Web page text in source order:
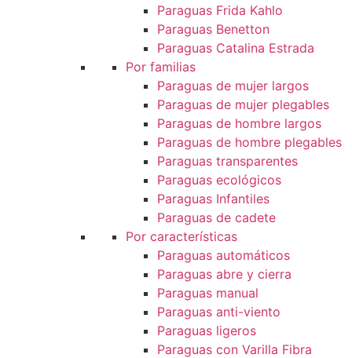
Paraguas Frida Kahlo
Paraguas Benetton
Paraguas Catalina Estrada
Por familias
Paraguas de mujer largos
Paraguas de mujer plegables
Paraguas de hombre largos
Paraguas de hombre plegables
Paraguas transparentes
Paraguas ecológicos
Paraguas Infantiles
Paraguas de cadete
Por características
Paraguas automáticos
Paraguas abre y cierra
Paraguas manual
Paraguas anti-viento
Paraguas ligeros
Paraguas con Varilla Fibra